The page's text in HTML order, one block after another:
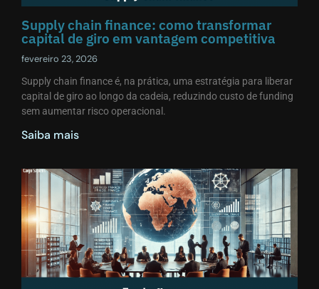
Supply chain finance: como transformar
capital de giro em vantagem competitiva
fevereiro 23, 2026
Supply chain finance é, na prática, uma estratégia para liberar
capital de giro ao longo da cadeia, reduzindo custo de funding
sem aumentar risco operacional.
Saiba mais